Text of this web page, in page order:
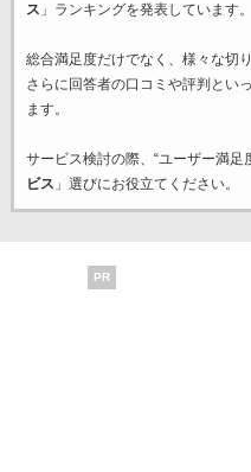
ス 」ランキングを発表しています。
総合満足度だけでなく、様々な切
さらに回答者の口コミや評判とい
ます。
サービス検討の際、“ユーザー満足
ビス 」選びにお役立てください。
PR